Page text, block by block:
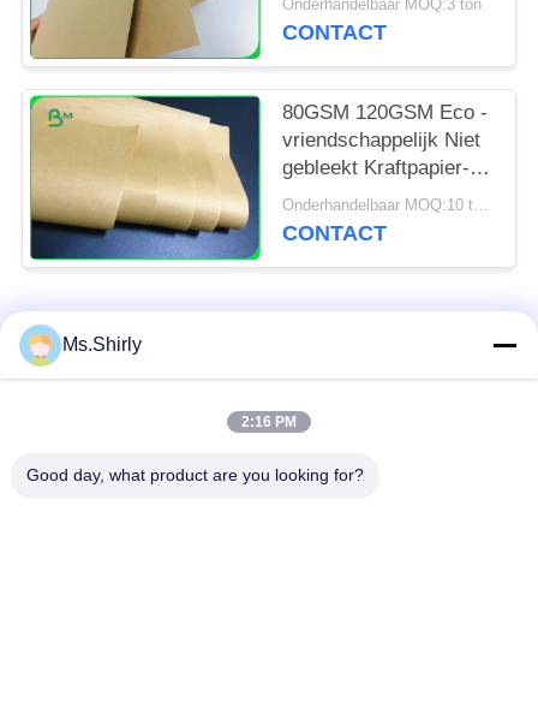
Broodje in Spoelpakket
Onderhandelbaar MOQ:3 ton
CONTACT
80GSM 120GSM Eco -
vriendschappelijk Niet
gebleekt Kraftpapier-
Document voor
Voedselpakketten
Onderhandelbaar MOQ:10 ton voor speciale grootte & 1 ton voor standaardgrootte
CONTACT
populaire categorieën
bruin kraftpapier-
Ms.Shirly
2:16 PM
Good day, what product are you looking for?